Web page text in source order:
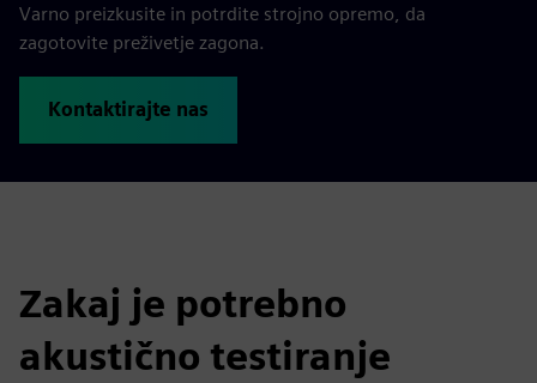
Varno preizkusite in potrdite strojno opremo, da
zagotovite preživetje zagona.
Kontaktirajte nas
Zakaj je potrebno
akustično testiranje